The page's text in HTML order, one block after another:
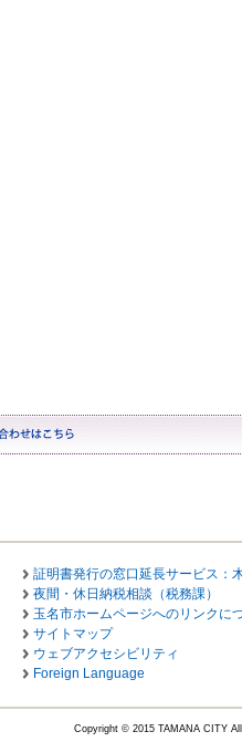
証明書発行の窓口延長サービス：
夜間・休日納税相談（税務課）
玉名市ホームページへのリンクに
サイトマップ
ウェブアクセシビリティ
Foreign Language
Copyright © 2015 TAMANA CITY All